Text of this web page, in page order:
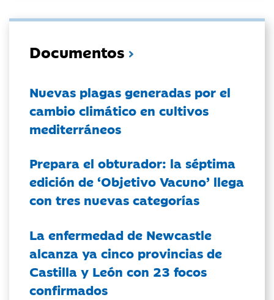
Documentos
Nuevas plagas generadas por el
cambio climático en cultivos
mediterráneos
Prepara el obturador: la séptima
edición de ‘Objetivo Vacuno’ llega
con tres nuevas categorías
La enfermedad de Newcastle
alcanza ya cinco provincias de
Castilla y León con 23 focos
confirmados